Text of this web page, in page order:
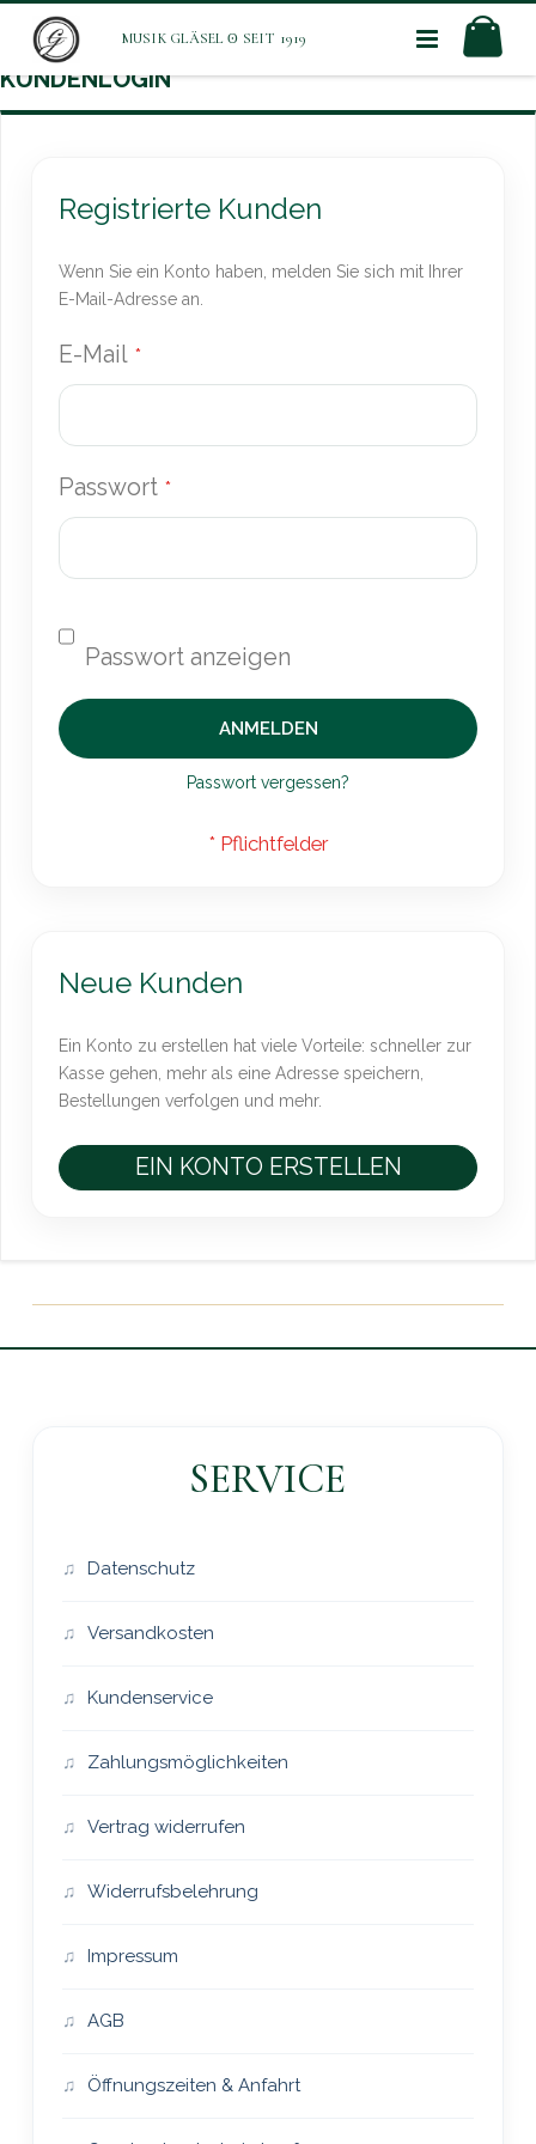
Direkt
zum
KUNDENLOGIN
Registrierte Kunden
Wenn Sie ein Konto haben, melden Sie sich mit Ihrer
E-Mail-Adresse an.
E-Mail
Passwort
ANMELDEN
Passwort vergessen?
Neue Kunden
Ein Konto zu erstellen hat viele Vorteile: schneller zur
Kasse gehen, mehr als eine Adresse speichern,
Bestellungen verfolgen und mehr.
EIN KONTO ERSTELLEN
SERVICE
Datenschutz
Versandkosten
Kundenservice
Zahlungsmöglichkeiten
Vertrag widerrufen
Widerrufsbelehrung
Impressum
AGB
Öffnungszeiten & Anfahrt